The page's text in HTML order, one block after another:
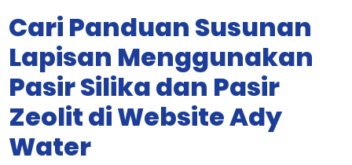
Cari Panduan Susunan
Lapisan Menggunakan
Pasir Silika dan Pasir
Zeolit di Website Ady
Water